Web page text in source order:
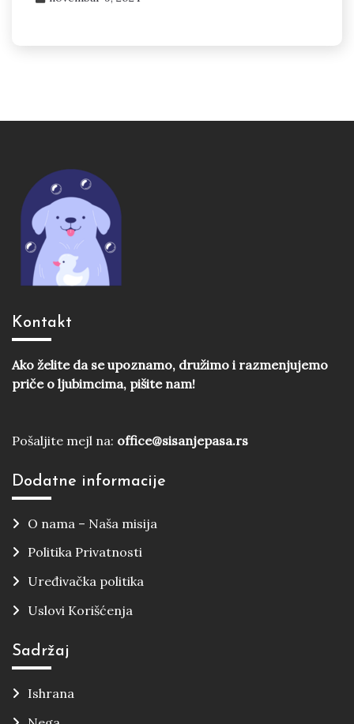
Kontakt
Ako želite da se upoznamo, družimo i razmenjujemo
priče o ljubimcima, pišite nam!
Pošaljite mejl na: office@sisanjepasa.rs
Dodatne informacije
O nama – Naša misija
Politika Privatnosti
Uređivačka politika
Uslovi Korišćenja
Sadržaj
Ishrana